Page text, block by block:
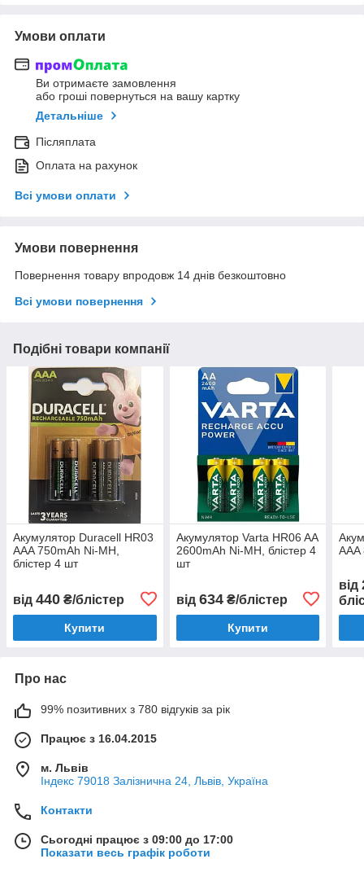
Умови оплати
Ви отримаєте замовлення
або гроші повернуться на вашу картку
Детальніше
Післяплата
Оплата на рахунок
Всі умови оплати
Умови повернення
Повернення товару впродовж 14 днів безкоштовно
Всі умови повернення
Подібні товари компанії
Акумулятор Duracell HR03
AAA 750mAh Ni-MH,
блістер 4 шт
від 440 ₴/блістер
Купити
Акумулятор Varta HR06 AA
2600mAh Ni-MH, блістер 4
шт
від 634₴/блістер
Купити
AAA
від
Про нас
99% позитивних з 780 відгуків за рік
Працює з 16.04.2015
м. Львів
Індекс 79018 Залізнична 24, Львів, Україна
Контакти
Сьогодні працює з 09:00 до 17:00
Показати весь графік роботи